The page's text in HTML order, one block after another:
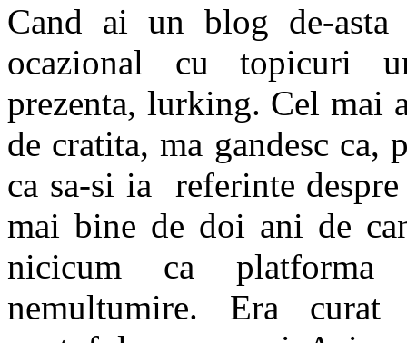
Cand ai un blog de-
ocazional cu topicuri
prezenta, lurking. Cel mai
de cratita, ma gandesc
ca sa-si ia referinte
mai bine de doi ani de
nicicum ca
nemultumire. Era